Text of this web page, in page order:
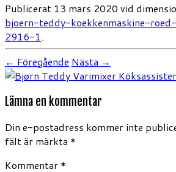
Publicerat 13 mars 2020 vid
bjoern-teddy-koekkenmaskine-
2916-1.
← Föregående Nästa →
Lämna en kommentar
Din e-postadress kommer inte
fält är märkta *
Kommentar *